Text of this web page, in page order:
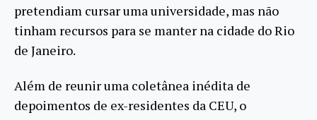
pretendiam cursar uma universidade, mas não
tinham recursos para se manter na cidade do Rio
de Janeiro.
Além de reunir uma coletânea inédita de
depoimentos de ex-residentes da CEU, o